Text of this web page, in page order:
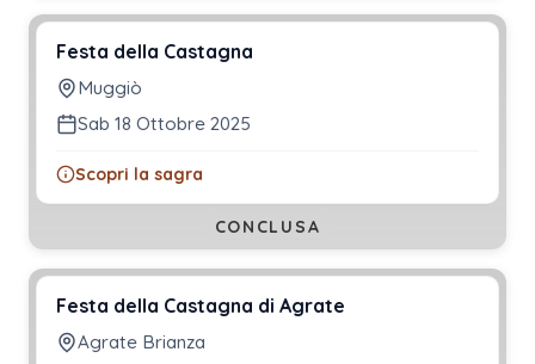
Festa della Castagna
Muggiò
Sab 18 Ottobre 2025
Scopri la sagra
CONCLUSA
Festa della Castagna di Agrate
Agrate Brianza